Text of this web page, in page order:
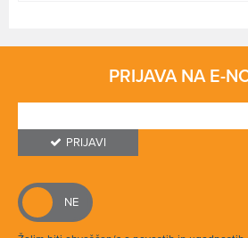
PRIJAVA NA E-
PRIJAVI